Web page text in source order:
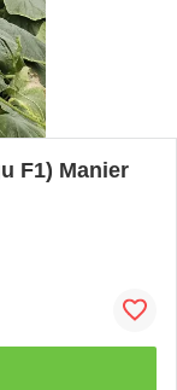
F1) Manier